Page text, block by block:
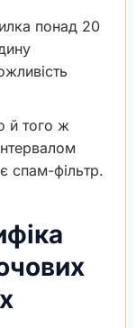
понад 20
й того ж
спам-фільтр.